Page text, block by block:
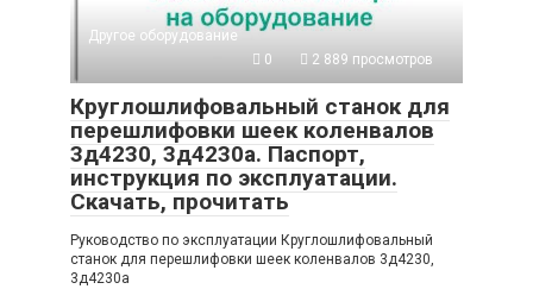
Другое оборудование
0
2 889 просмотров
Круглошлифовальный станок для
перешлифовки шеек коленвалов
3д4230, 3д4230а. Паспорт,
инструкция по эксплуатации.
Скачать, прочитать
Руководство по эксплуатации Круглошлифовальный
станок для перешлифовки шеек коленвалов 3д4230,
3д4230а